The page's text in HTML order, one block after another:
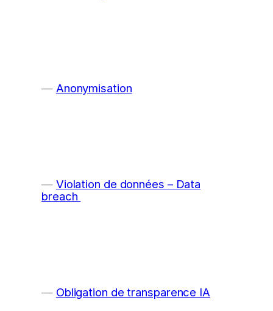
Anonymisation
Violation de données – Data
breach
Obligation de transparence IA